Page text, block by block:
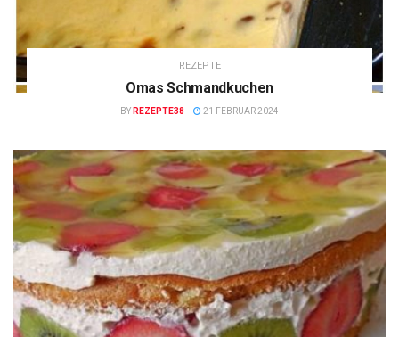
REZEPTE
Omas Schmandkuchen
BY REZEPTE38 21 FEBRUAR 2024